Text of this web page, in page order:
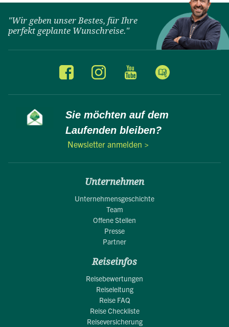
"Wir geben unser Bestes, für Ihre
perfekt geplante Wunschreise."
Sie möchten auf dem
Laufenden bleiben?
Newsletter anmelden >
Unternehmen
Unternehmensgeschichte
Team
Offene Stellen
Presse
Partner
Reiseinfos
Reisebewertungen
Reiseleitung
Reise FAQ
Reise Checkliste
Reiseversicherung